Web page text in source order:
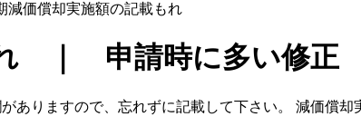
価償却実施額の記載もれ
れ ｜ 申請時に多い修
ありますので、忘れずに記載して下さい。 減価償却